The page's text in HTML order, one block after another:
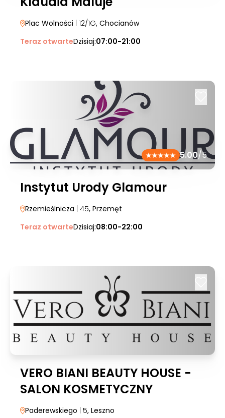
Plac Wolności | 12/1G, Chocianów
Teraz otwarteDzisiaj:07:00-21:00
5.00/5
Instytut Urody Glamour
Rzemieślnicza | 45, Przemęt
Teraz otwarteDzisiaj:08:00-22:00
VERO BIANI BEAUTY HOUSE -
SALON KOSMETYCZNY
Paderewskiego | 5, Leszno